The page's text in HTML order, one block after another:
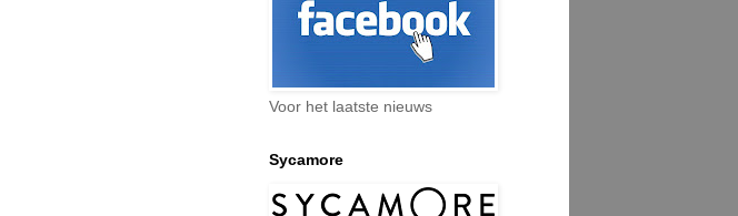
Voor het laatste nieuws
Sycamore